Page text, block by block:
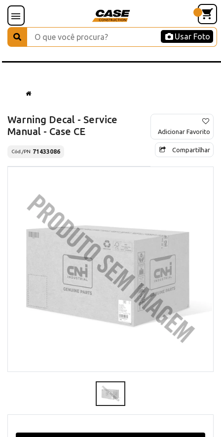
Usar Foto
Warning Decal - Service
Manual - Case CE
Cód./PN 71433086
Adicionar Favorito
Compartilhar